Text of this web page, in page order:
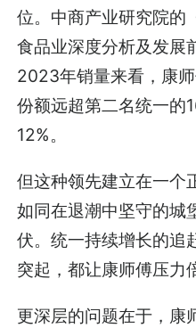
位。中商产业研究院
食品业深度分析及发展
2023年销量来看，康
份额远超第二名统一的
12%。
但这种领先建立在一个
如同在退潮中坚守的城
伏。统一持续增长的追
突起，都让康师傅压力
更深层的问题在于，康